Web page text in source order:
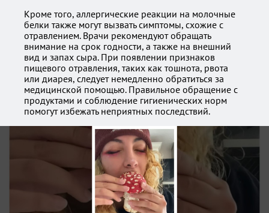
Кроме того, аллергические реакции на молочные
белки также могут вызвать симптомы, схожие с
отравлением. Врачи рекомендуют обращать
внимание на срок годности, а также на внешний
вид и запах сыра. При появлении признаков
пищевого отравления, таких как тошнота, рвота
или диарея, следует немедленно обратиться за
медицинской помощью. Правильное обращение с
продуктами и соблюдение гигиенических норм
помогут избежать неприятных последствий.